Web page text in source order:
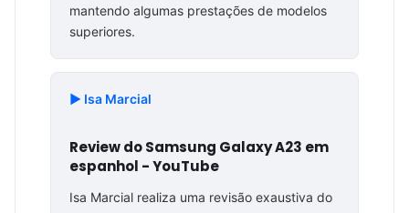
mantendo algumas prestações de modelos
superiores.
▶️ Isa Marcial
Review do Samsung Galaxy A23 em
espanhol - YouTube
Isa Marcial realiza uma revisão exaustiva do